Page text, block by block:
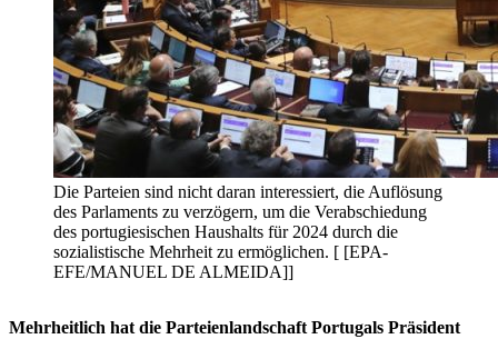
Die Parteien sind nicht daran interessiert, die Auflösung
des Parlaments zu verzögern, um die Verabschiedung
des portugiesischen Haushalts für 2024 durch die
sozialistische Mehrheit zu ermöglichen. [ [EPA-
EFE/MANUEL DE ALMEIDA]]
Mehrheitlich hat die Parteienlandschaft Portugals Präsident